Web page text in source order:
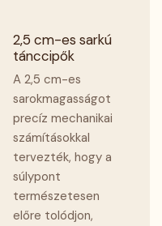
2,5 cm-es sarkú
tánccipők
A 2,5 cm-es
sarokmagasságot
precíz mechanikai
számításokkal
tervezték, hogy a
súlypont
természetesen
előre tolódjon,